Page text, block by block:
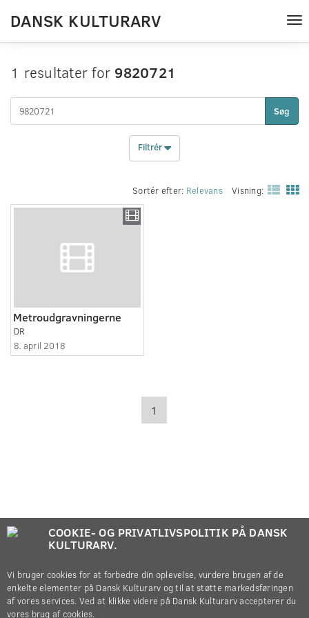
DANSK KULTURARV
1 resultater for 9820721
Søg
Filtrér
Sortér efter: Relevans Visning:
Metroudgravningerne
DR
8. april 2018
1
COOKIE- OG PRIVATLIVSPOLITIK PÅ DANSK
KULTURARV.
Vi bruger cookies for at forbedre din oplevelse, vurdere brugen af de
enkelte elementer på Dansk Kulturarv og til at støtte markedsføringen
af vores services. Ved at klikke videre på Dansk Kulturarv accepterer du
vores brug af cookies.